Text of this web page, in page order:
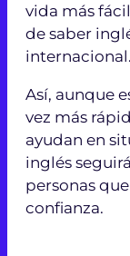
vida más
de saber
internacional.
Así, aunque
vez más
ayudan en
inglés
personas
confianza.